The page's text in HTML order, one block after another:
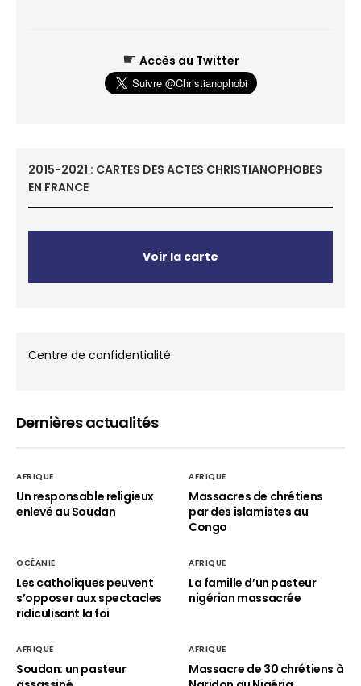
☛ Accès au Twitter
2015-2021 : CARTES DES ACTES CHRISTIANOPHOBES
EN FRANCE
Voir la carte
Centre de confidentialité
Dernières actualités
AFRIQUE
Un responsable religieux
enlevé au Soudan
AFRIQUE
Massacres de chrétiens
par des islamistes au
Congo
OCÉANIE
Les catholiques peuvent
s’opposer aux spectacles
ridiculisant la foi
AFRIQUE
La famille d’un pasteur
nigérian massacrée
AFRIQUE
Soudan: un pasteur
AFRIQUE
Massacre de 30 chrétiens à